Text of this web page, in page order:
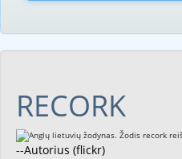
RECORK
--Autorius (flickr)